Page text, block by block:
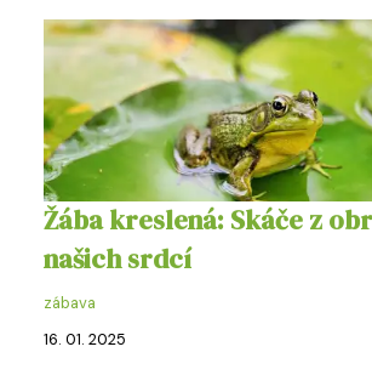
Žába kreslená: Skáče z
našich srdcí
zábava
16. 01. 2025